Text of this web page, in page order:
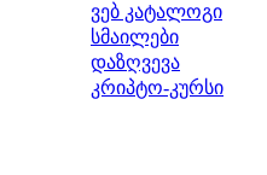
ვებ კატალოგი
სმაილები
დაზღვევა
კრიპტო-კურსი